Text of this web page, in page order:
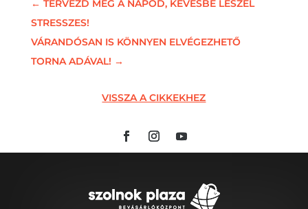
← TERVEZD MEG A NAPOD, KEVÉSBÉ LESZEL
STRESSZES!
VÁRANDÓSAN IS KÖNNYEN ELVÉGEZHETŐ
TORNA ADÁVAL! →
VISSZA A CIKKEKHEZ